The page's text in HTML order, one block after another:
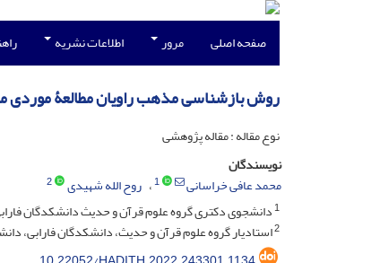
صفحه اصلی مرور اطلاعات نشریه
روش بازشناسی مذهب راویان مطالعۀ موردی
نوع مقاله : مقاله پژوهشی
نویسندگان
محمد عافی خراسانی
1 روح الله شهیدی
2
1دانشجوی دکتری گروه علوم قرآن و حدیث دانشکدگان
2استادیار گروه علوم قرآن و حدیث، دانشکدگان فارابی،